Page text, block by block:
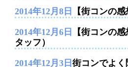
2014年12月8日 【街コンの
2014年12月6日
【街コンの
タッフ）
2014年12月3日 街コンでよ